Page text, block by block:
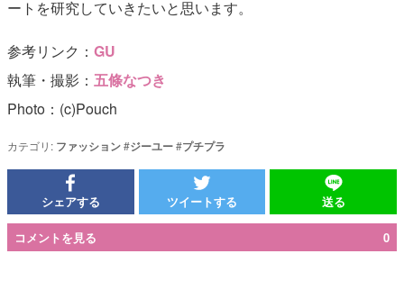
ートを研究していきたいと思います。
参考リンク： GU
執筆・撮影： 五條なつき
Photo：(c)Pouch
カテゴリ: ファッション#ジーユー#プチプラ
シェアする ツイートする 送る
コメントを見る 0